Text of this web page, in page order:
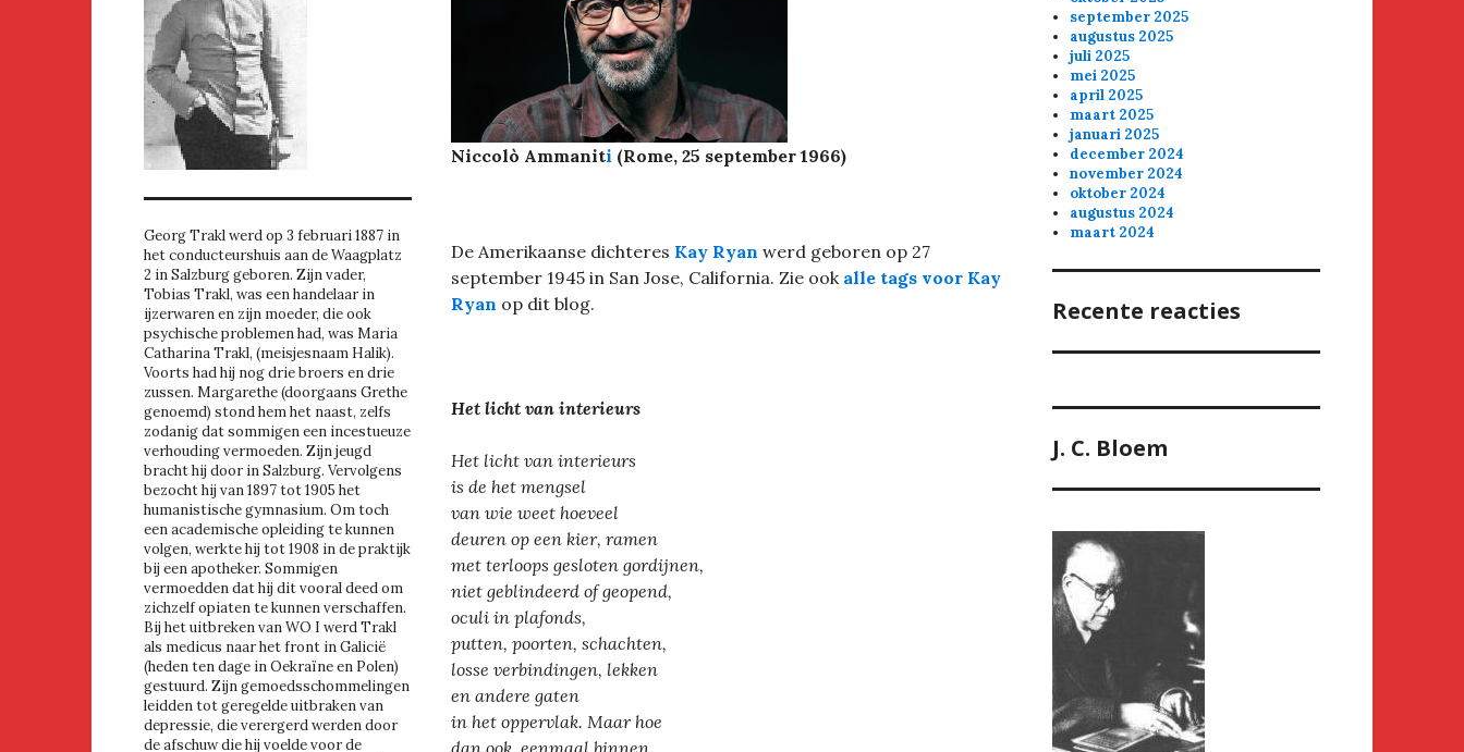
Niccolò Ammaniti (Rome, 25 september 1966)
De Amerikaanse dichteres Kay Ryan werd geboren op 27
september 1945 in San Jose, California. Zie ook alle tags voor Kay
Ryan op dit blog.
Het licht van interieurs
Het licht van interieurs
is de het mengsel
van wie weet hoeveel
deuren op een kier, ramen
met terloops gesloten gordijnen,
niet geblindeerd of geopend,
oculi in plafonds,
putten, poorten, schachten,
losse verbindingen, lekken
en andere gaten
in het oppervlak. Maar hoe
Georg Trakl werd op 3 februari 1887 in
het conducteurshuis aan de Waagplatz
2 in Salzburg geboren. Zijn vader,
Tobias Trakl, was een handelaar in
ijzerwaren en zijn moeder, die ook
psychische problemen had, was Maria
Catharina Trakl, (meisjesnaam Halik).
Voorts had hij nog drie broers en drie
zussen. Margarethe (doorgaans Grethe
genoemd) stond hem het naast, zelfs
zodanig dat sommigen een incestueuze
verhouding vermoeden. Zijn jeugd
bracht hij door in Salzburg. Vervolgens
bezocht hij van 1897 tot 1905 het
humanistische gymnasium. Om toch
een academische opleiding te kunnen
volgen, werkte hij tot 1908 in de praktijk
bij een apotheker. Sommigen
vermoedden dat hij dit vooral deed om
zichzelf opiaten te kunnen verschaffen.
Bij het uitbreken van WO I werd Trakl
als medicus naar het front in Galicië
(heden ten dage in Oekraïne en Polen)
gestuurd. Zijn gemoedsschommelingen
leidden tot geregelde uitbraken van
depressie, die verergerd werden door
de afschuw die hij voelde voor de
september 2025
augustus 2025
juli 2025
mei 2025
april 2025
maart 2025
januari 2025
december 2024
november 2024
oktober 2024
augustus 2024
maart 2024
Recente reacties
J. C. Bloem